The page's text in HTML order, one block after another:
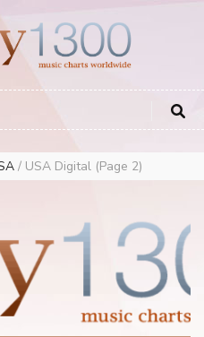
Australia
/ USA Digital (Page 2)